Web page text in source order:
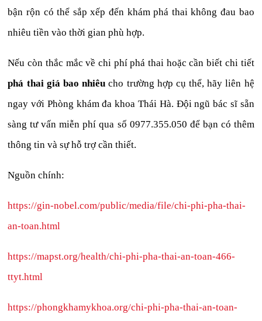
bận rộn có thể sắp xếp đến khám phá thai không đau bao
nhiêu tiền vào thời gian phù hợp.
Nếu còn thắc mắc về chi phí phá thai hoặc cần biết chi tiết
phá thai giá bao nhiêu cho trường hợp cụ thể, hãy liên hệ
ngay với Phòng khám đa khoa Thái Hà. Đội ngũ bác sĩ sẵn
sàng tư vấn miễn phí qua số 0977.355.050 để bạn có thêm
thông tin và sự hỗ trợ cần thiết.
Nguồn chính:
https://gin-nobel.com/public/media/file/chi-phi-pha-thai-
an-toan.html
https://mapst.org/health/chi-phi-pha-thai-an-toan-466-
ttyt.html
https://phongkhamykhoa.org/chi-phi-pha-thai-an-toan-